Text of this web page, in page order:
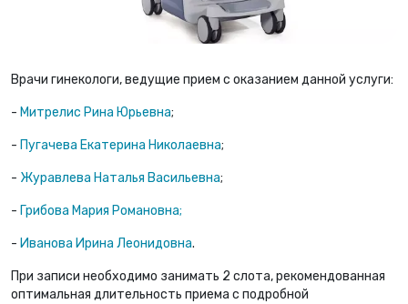
Врачи гинекологи, ведущие прием с оказанием данной услуги:
- Митрелис Рина Юрьевна;
- Пугачева Екатерина Николаевна;
- Журавлева Наталья Васильевна;
- Грибова Мария Романовна;
- Иванова Ирина Леонидовна.
При записи необходимо занимать 2 слота, рекомендованная
оптимальная длительность приема с подробной